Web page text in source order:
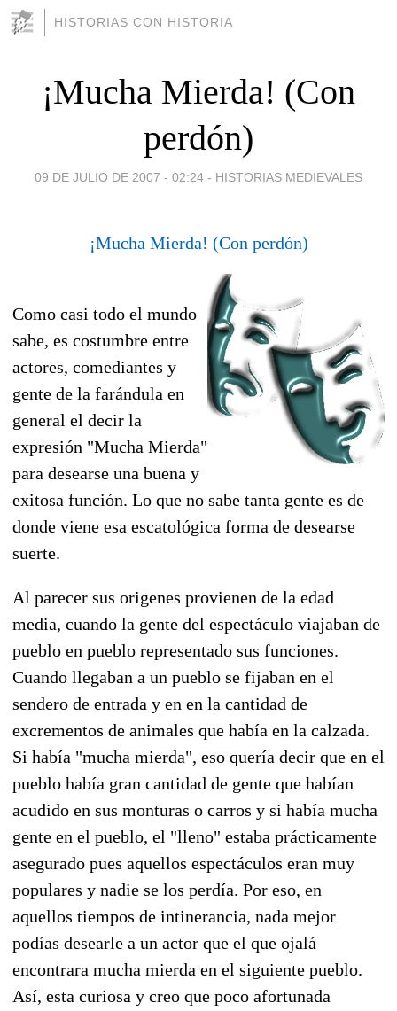
HISTORIAS CON HISTORIA
¡Mucha Mierda! (Con
perdón)
09 DE JULIO DE 2007 - 02:24 - HISTORIAS MEDIEVALES
¡Mucha Mierda! (Con perdón)
Como casi todo el mundo
sabe, es costumbre entre
actores, comediantes y
gente de la farándula en
general el decir la
expresión "Mucha Mierda"
para desearse una buena y
exitosa función. Lo que no sabe tanta gente es de
donde viene esa escatológica forma de desearse
suerte.
Al parecer sus origenes provienen de la edad
media, cuando la gente del espectáculo viajaban de
pueblo en pueblo representado sus funciones.
Cuando llegaban a un pueblo se fijaban en el
sendero de entrada y en en la cantidad de
excrementos de animales que había en la calzada.
Si había "mucha mierda", eso quería decir que en el
pueblo había gran cantidad de gente que habían
acudido en sus monturas o carros y si había mucha
gente en el pueblo, el "lleno" estaba prácticamente
asegurado pues aquellos espectáculos eran muy
populares y nadie se los perdía. Por eso, en
aquellos tiempos de intinerancia, nada mejor
podías desearle a un actor que el que ojalá
encontrara mucha mierda en el siguiente pueblo.
Así, esta curiosa y creo que poco afortunada